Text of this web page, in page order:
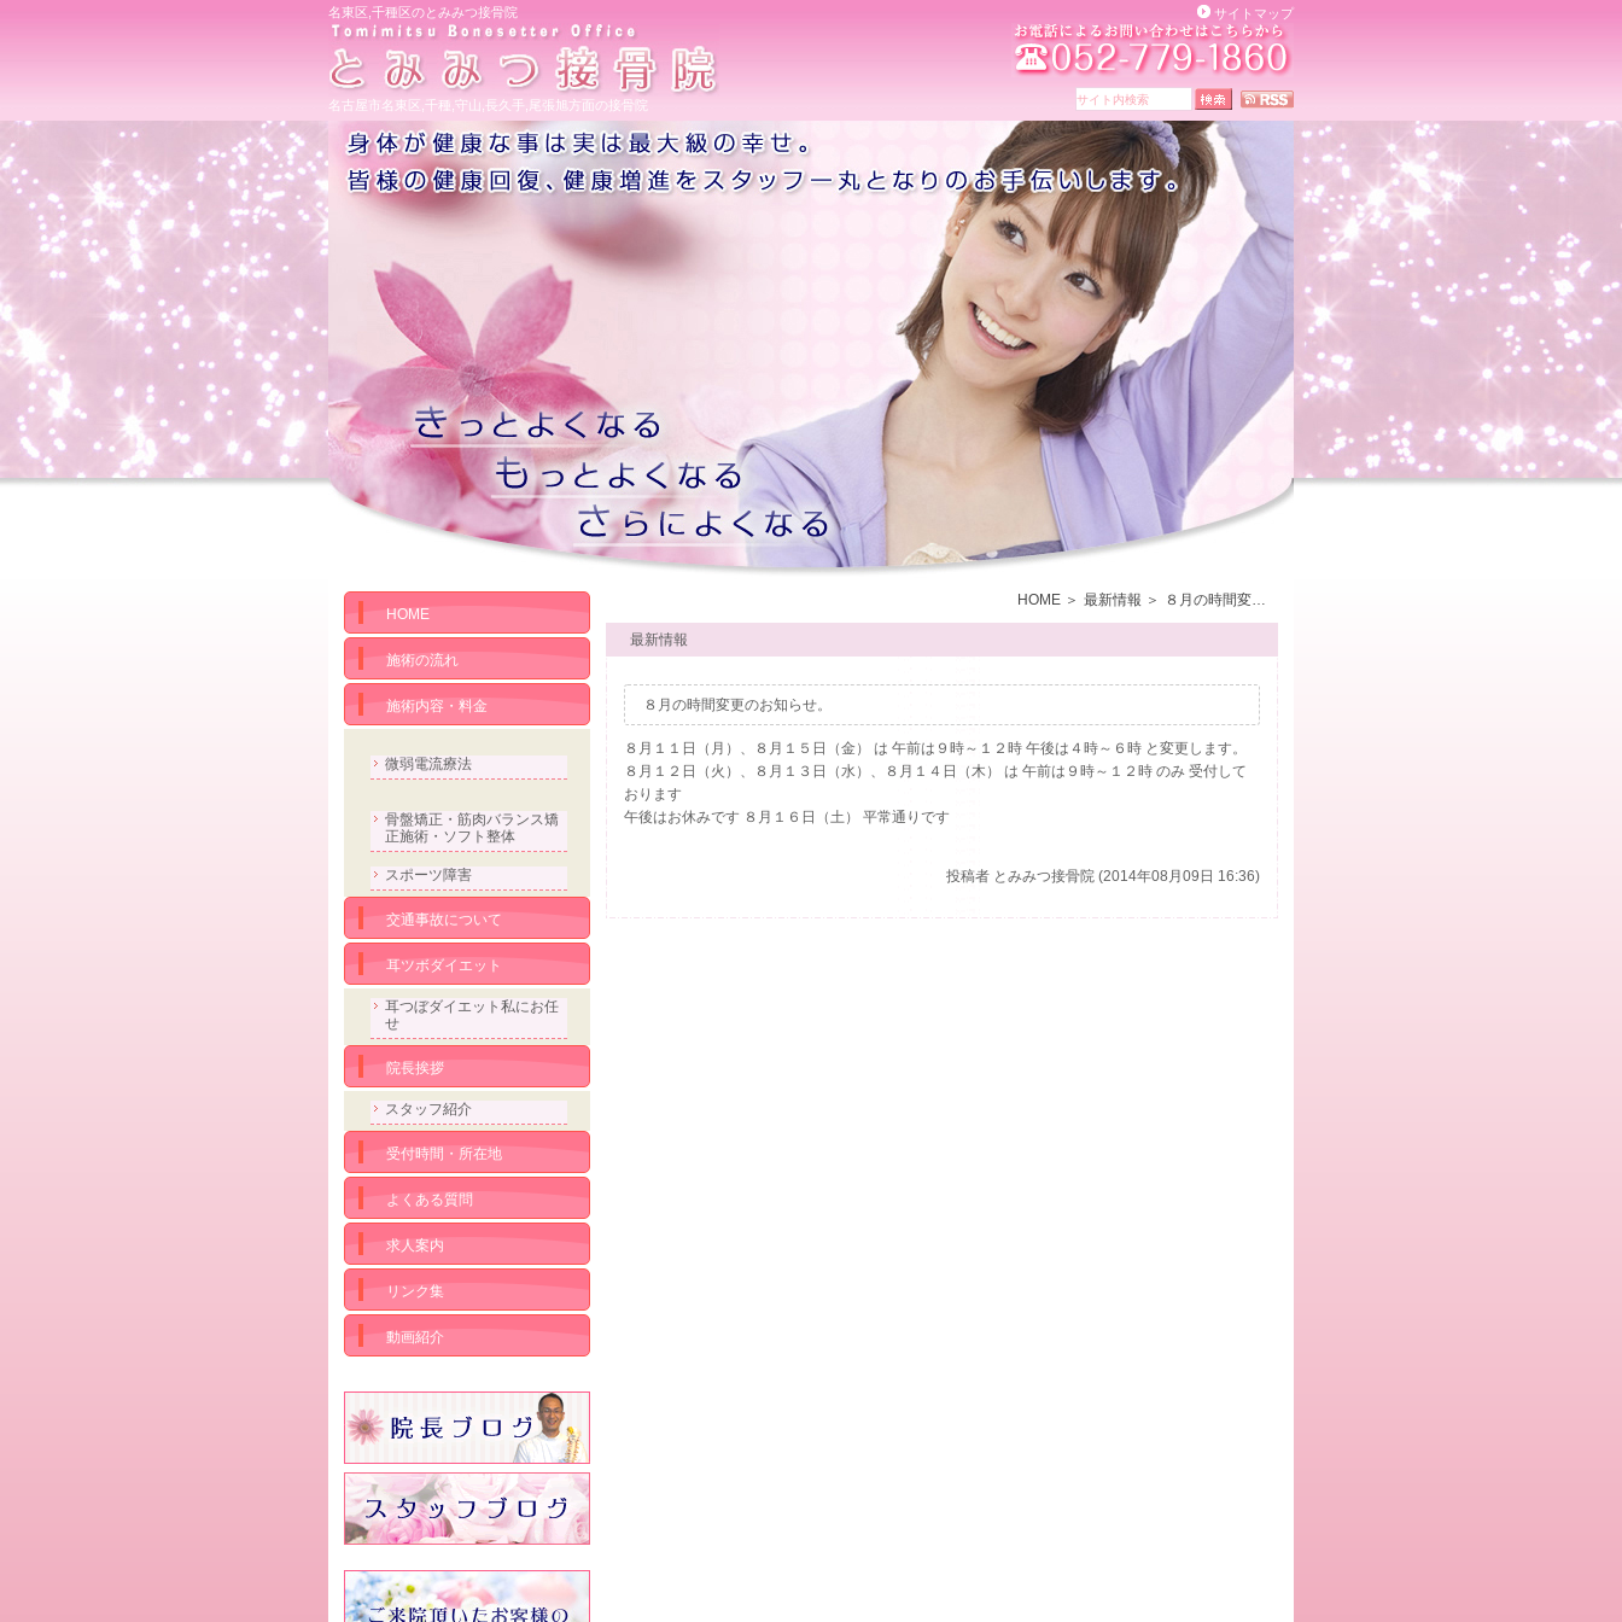
名東区,千種区のとみみつ接骨院
名古屋市名東区,千種,守山,長久手,尾張旭方面の接骨院
サイトマップ
HOME 最新情報 ８月の時間変更のお知らせ。
最新情報
８月の時間変更のお知らせ。
８月１１日（月）、８月１５日（金） は 午前は９時～１２時 午後は４時～６時 と変更します。
８月１２日（火）、８月１３日（水）、８月１４日（木） は 午前は９時～１２時 のみ 受付して
おります
午後はお休みです ８月１６日（土） 平常通りです
投稿者 とみみつ接骨院 (2014年08月09日 16:36)
HOME
施術の流れ
施術内容・料金
微弱電流療法
骨盤矯正・筋肉バランス矯
正施術・ソフト整体
スポーツ障害
交通事故について
耳ツボダイエット
耳つぼダイエット私にお任
せ
院長挨拶
スタッフ紹介
受付時間・所在地
よくある質問
求人案内
リンク集
動画紹介